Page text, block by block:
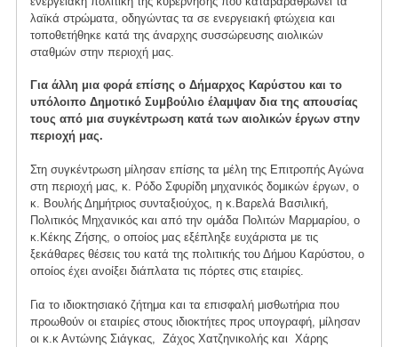
λαϊκά στρώματα, οδηγώντας τα σε ενεργειακή φτώχεια και
τοποθετήθηκε κατά της άναρχης συσσώρευσης αιολικών
σταθμών στην περιοχή μας.
Για άλλη μια φορά επίσης ο Δήμαρχος Καρύστου και το
υπόλοιπο Δημοτικό Συμβούλιο έλαμψαν δια της απουσίας
τους από μια συγκέντρωση κατά των αιολικών έργων στην
περιοχή μας.
Στη συγκέντρωση μίλησαν επίσης τα μέλη της Επιτροπής Αγώνα
στη περιοχή μας, κ. Ρόδο Σφυρίδη μηχανικός δομικών έργων, ο
κ. Βουλής Δημήτριος συνταξιούχος, η κ.Βαρελά Βασιλική,
Πολιτικός Μηχανικός και από την ομάδα Πολιτών Μαρμαρίου, ο
κ.Κέκης Ζήσης, ο οποίος μας εξέπληξε ευχάριστα με τις
ξεκάθαρες θέσεις του κατά της πολιτικής του Δήμου Καρύστου, ο
οποίος έχει ανοίξει διάπλατα τις πόρτες στις εταιρίες.
Για το ιδιοκτησιακό ζήτημα και τα επισφαλή μισθωτήρια που
προωθούν οι εταιρίες στους ιδιοκτήτες προς υπογραφή, μίλησαν
οι κ.κ Αντώνης Σιάγκας, Ζάχος Χατζηνικολής και Χάρης